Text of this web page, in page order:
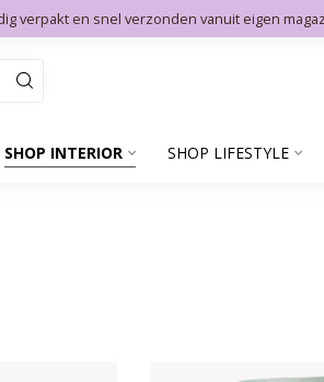
verpakt en snel verzonden vanuit eigen
SHOP INTERIOR SHOP LIFESTYLE